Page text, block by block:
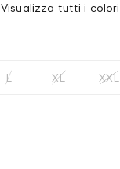
Visualizza tutti i colori
L XL XXL